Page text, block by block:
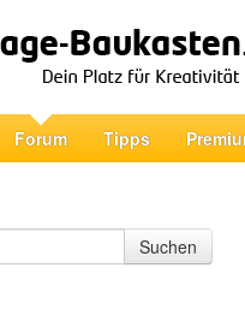
Forum Tipps
Suchen